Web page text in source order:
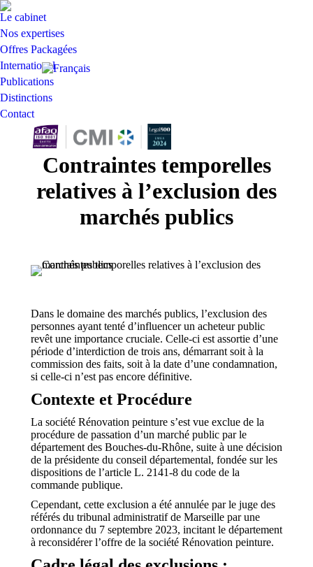
Le cabinet
Nos expertises
Offres Packagées
International
Publications
Distinctions
Contact
Contraintes temporelles
relatives à l’exclusion des
marchés publics
Dans le domaine des marchés publics, l’exclusion des
personnes ayant tenté d’influencer un acheteur public
revêt une importance cruciale. Celle-ci est assortie d’une
période d’interdiction de trois ans, démarrant soit à la
commission des faits, soit à la date d’une condamnation,
si celle-ci n’est pas encore définitive.
Contexte et Procédure
La société Rénovation peinture s’est vue exclue de la
procédure de passation d’un marché public par le
département des Bouches-du-Rhône, suite à une décision
de la présidente du conseil départemental, fondée sur les
dispositions de l’article L. 2141-8 du code de la
commande publique.
Cependant, cette exclusion a été annulée par le juge des
référés du tribunal administratif de Marseille par une
ordonnance du 7 septembre 2023, incitant le département
à reconsidérer l’offre de la société Rénovation peinture.